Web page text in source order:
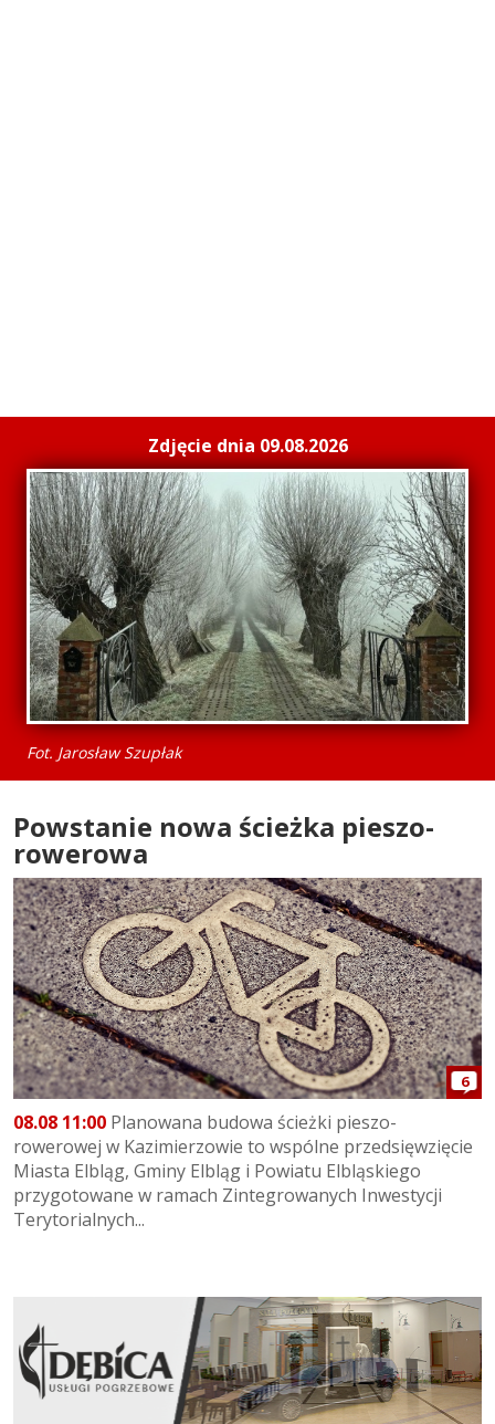
Zdjęcie dnia 09.08.2026
Fot. Jarosław Szupłak
Powstanie nowa ścieżka pieszo-
rowerowa
6
08.08 11:00 Planowana budowa ścieżki pieszo-
rowerowej w Kazimierzowie to wspólne przedsięwzięcie
Miasta Elbląg, Gminy Elbląg i Powiatu Elbląskiego
przygotowane w ramach Zintegrowanych Inwestycji
Terytorialnych...